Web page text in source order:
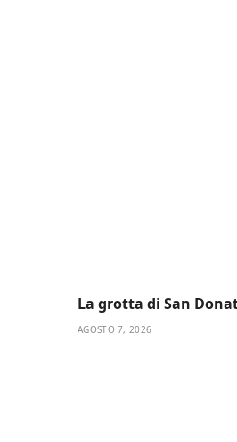
La grotta di San
AGOSTO 7, 2026